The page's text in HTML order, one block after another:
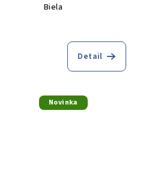
Biela
Detail
Novinka